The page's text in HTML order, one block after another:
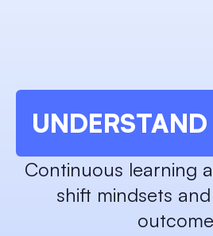
UNDERSTAND
Continuous learning
shift mindsets